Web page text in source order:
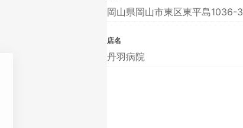
岡山県岡山市東区東平島1036-3
店名
丹羽病院